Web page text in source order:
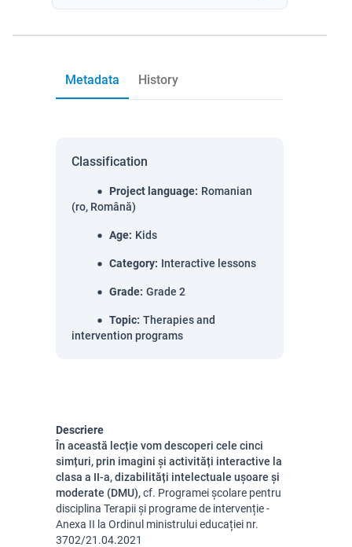
Metadata History
Classification
Project language: Romanian
(ro, Română)
Age: Kids
Category: Interactive lessons
Grade: Grade 2
Topic: Therapies and
intervention programs
Descriere
În această lecție vom descoperi cele cinci
simțuri, prin imagini și activități interactive la
clasa a II-a, dizabilități intelectuale ușoare și
moderate (DMU),cf. Programei școlare pentru
disciplina Terapii și programe de intervenție -
Anexa II la Ordinul ministrului educației nr.
3702/21.04.2021